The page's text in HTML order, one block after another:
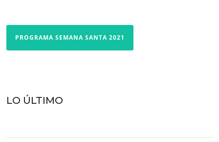
PROGRAMA SEMANA SANTA 2021
LO ÚLTIMO